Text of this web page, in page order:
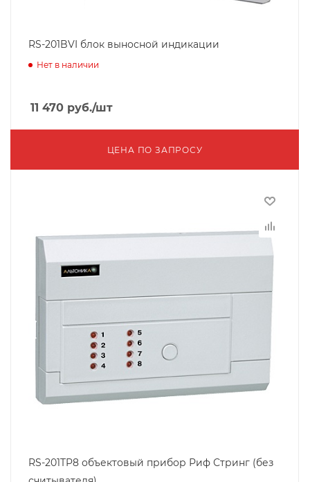
RS-201BVI блок выносной индикации
Нет в наличии
11 470 руб./шт
ЦЕНА ПО ЗАПРОСУ
RS-201TP8 объектовый прибор Риф Стринг (без